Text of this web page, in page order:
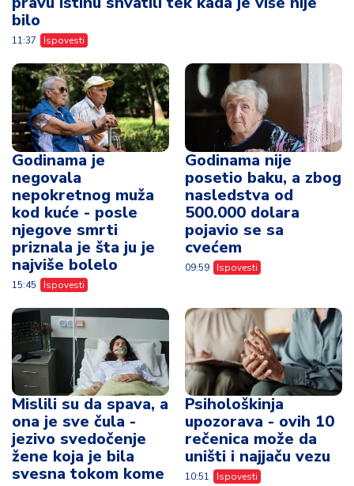
bilo
11:37 Ispovesti
Godinama je
negovala
nepokretnog muža
kod kuće - posle
njegove smrti
priznala je šta ju je
najviše bolelo
15:45 Ispovesti
Godinama nije
posetio baku, a zbog
nasledstva od
500.000 dolara
pojavio se sa
cvećem
09:59 Ispovesti
Mislili su da spava, a
ona je sve čula -
jezivo svedočenje
žene koja je bila
svesna tokom kome
Psihološkinja
upozorava - ovih 10
rečenica može da
uništi i najjaču vezu
10:51 Ispovesti